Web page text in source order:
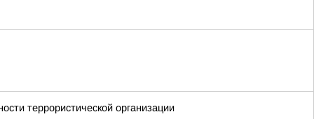
террористической организации